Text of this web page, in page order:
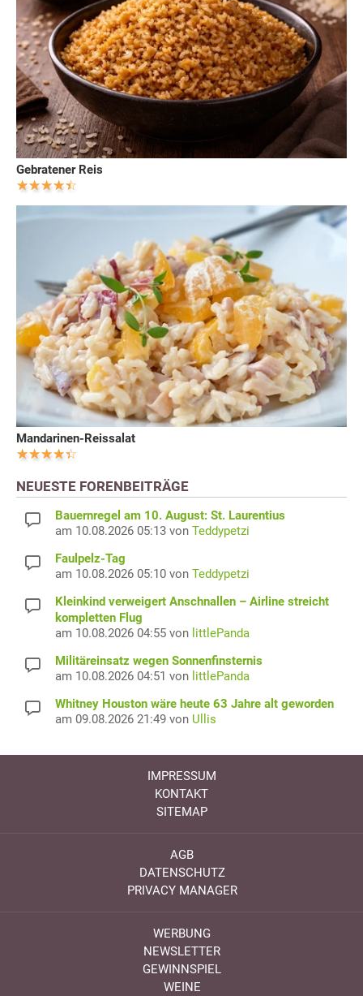
Gebratener Reis
Mandarinen-Reissalat
NEUESTE FORENBEITRÄGE
Bauernregel am 10. August: St. Laurentius
am 10.08.2026 05:13 von Teddypetzi
Faulpelz-Tag
am 10.08.2026 05:10 von Teddypetzi
Kleinkind verweigert Anschnallen – Airline streicht
kompletten Flug
am 10.08.2026 04:55 von littlePanda
Militäreinsatz wegen Sonnenfinsternis
am 10.08.2026 04:51 von littlePanda
Whitney Houston wäre heute 63 Jahre alt geworden
am 09.08.2026 21:49 von Ullis
IMPRESSUM
KONTAKT
SITEMAP
AGB
DATENSCHUTZ
PRIVACY MANAGER
WERBUNG
NEWSLETTER
GEWINNSPIEL
WEINE